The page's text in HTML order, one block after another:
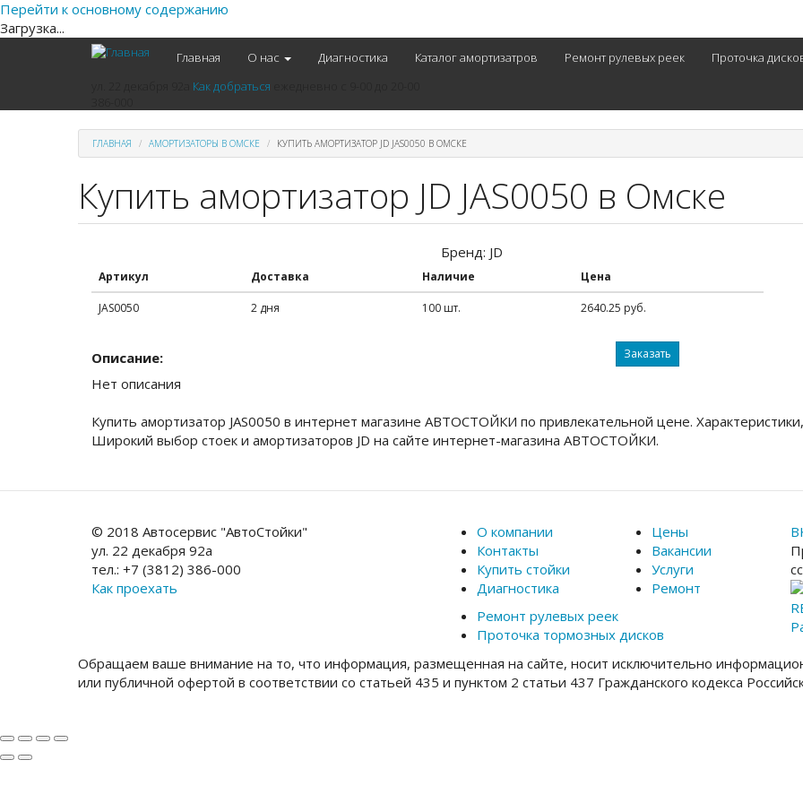
Перейти к основному содержанию
Загрузка...
Главная О нас Диагностика Каталог амортизатров Ремонт рулевых реек Проточка
Как добраться
ГЛАВНАЯ АМОРТИЗАТОРЫ В ОМСКЕ КУПИТЬ АМОРТИЗАТОР JD JAS0050 В ОМСКЕ
Купить амортизатор JD JAS0050 в Омске
Бренд: JD
Артикул Доставка Наличие Цена
JAS0050 2 дня 100 шт. 2640.25 руб.
Описание:
Нет описания
Заказать
Купить амортизатор JAS0050 в интернет магазине АВТОСТОЙКИ по привлекательной цене.
Широкий выбор стоек и амортизаторов JD на сайте интернет-магазина АВТОСТОЙКИ.
© 2018 Автосервис "АвтоСтойки"
ул. 22 декабря 92а
тел.: +7 (3812) 386-000
Как проехать
О компании
Контакты
Купить стойки
Диагностика
Цены
Вакансии
Услуги
Ремонт
Ремонт рулевых реек
Проточка тормозных дисков
Обращаем ваше внимание на то, что информация, размещенная на сайте, носит исключительно
или публичной офертой в соответствии со статьей 435 и пунктом 2 статьи 437 Гражданского кодекса